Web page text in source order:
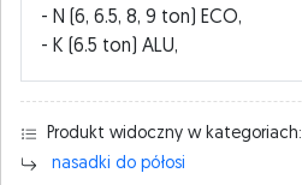
- N (6, 6.5, 8, 9 ton) ECO,
- K (6.5 ton) ALU,
Produkt widoczny w kategoriach:
nasadki do półosi